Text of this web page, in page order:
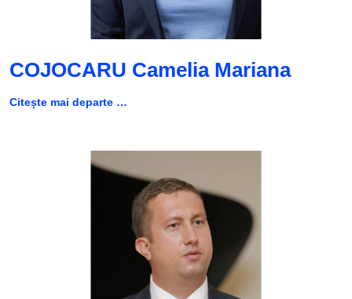
COJOCARU Camelia Mariana
Citește mai departe …